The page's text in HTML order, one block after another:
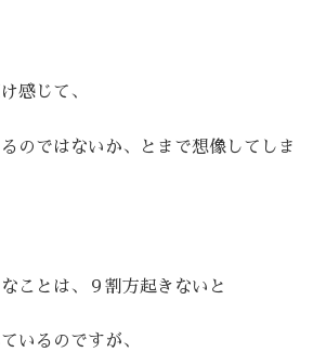
感じて、
のではないか、とまで想像してしま
ことは、９割方起きないと
いるのですが、